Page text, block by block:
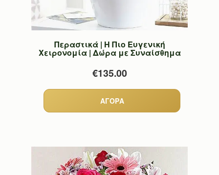
Περαστικά | Η Πιο Ευγενική
Χειρονομία | Δώρα με Συναίσθημα
€135.00